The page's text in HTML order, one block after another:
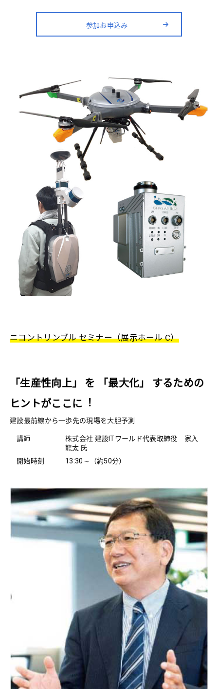
参加お申込み
ニコントリンブル セミナー（展示ホール C）
「⽣産性向上」 を 「最⼤化」 するための
ヒントがここに︕
建設最前線から⼀歩先の現場を⼤胆予測
講師
株式会社 建設ITワールド代表取締役 家⼊
⿓太 ⽒
開始時刻
13:30～（約50分）